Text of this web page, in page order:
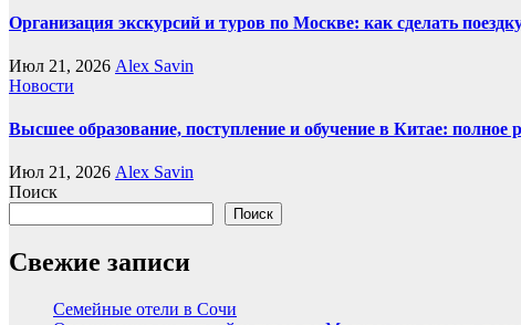
Организация экскурсий и туров по Москве: как сделать
Июл 21, 2026 Alex Savin
Новости
Высшее образование, поступление и обучение в Китае: полное
Июл 21, 2026 Alex Savin
Поиск
Поиск
Свежие записи
Семейные отели в Сочи